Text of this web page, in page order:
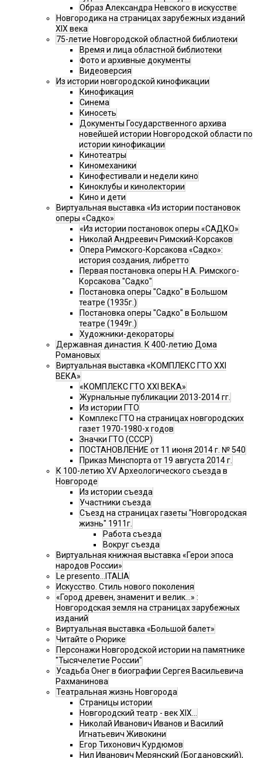
Образ Александра Невского в искусстве
Новгородика на страницах зарубежных изданий
XIX века
75-летие Новгородской областной библиотеки
Время и лица областной библиотеки
Фото и архивные документы
Видеоверсия
Из истории новгородской кинофикации
Кинофикация
Синема
Киносеть
Документы Государственного архива
новейшей истории Новгородской области по
истории кинофикации
Кинотеатры
Киномеханики
Кинофестивали и недели кино
Киноклубы и кинолектории
Кино и дети
Виртуальная выставка «Из истории постановок
оперы «Садко»
«Из истории постановок оперы «САДКО»
Николай Андреевич Римский-Корсаков
Опера Римского-Корсакова «Садко»:
история создания, либретто
Первая постановка оперы Н.А. Римского-
Корсакова "Садко"
Постановка оперы "Садко" в Большом
театре (1935г.)
Постановка оперы "Садко" в Большом
театре (1949г.)
Художники-декораторы
Державная династия. К 400-летию Дома
Романовых
Виртуальная выставка «КОМПЛЕКС ГТО XXI
ВЕКА»
«КОМПЛЕКС ГТО XXI ВЕКА»
Журнальные публикации 2013-2014 гг.
Из истории ГТО
Комплекс ГТО на страницах новгородских
газет 1970-1980-х годов
Значки ГТО (СССР)
ПОСТАНОВЛЕНИЕ от 11 июня 2014 г. № 540
Приказ Минспорта от 19 августа 2014 г.
К 100-летию XV Археологического съезда в
Новгороде
Из истории съезда
Участники съезда
Cъезд на страницах газеты "Новгородская
жизнь" 1911г.
Работа съезда
Вокруг съезда
Виртуальная книжная выставка «Герои эпоса
народов России»
Le presento...ITALIA
Искусство. Стиль нового поколения
«Город древен, знаменит и велик…» :
Новгородская земля на страницах зарубежных
изданий
Виртуальная выставка «Большой балет»
Читайте о Рюрике
Персонажи Новгородской истории на памятнике
"Тысячелетие России"
Усадьба Онег в биографии Сергея Васильевича
Рахманинова
Театральная жизнь Новгорода
Страницы истории
Новгородский театр - век XIX…
Николай Иванович Иванов и Василий
Игнатьевич Живокини
Егор Тихонович Курдюмов
Нил Иванович Мерянский (Богдановский),